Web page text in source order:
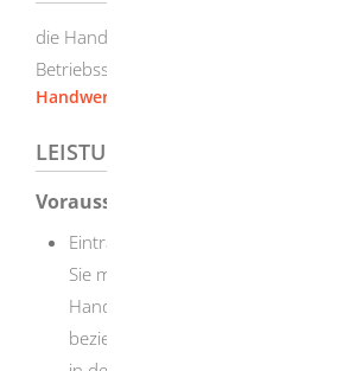
die Handwerkskammer, in deren
Betriebsstätte liegt
Handwerkskammer Ulm
LEISTUNGSDETAILS
Voraussetzungen
Eintragung in der Handwerksrolle
Sie müssen bereits mit einem
Handwerk als Inhaber oder
beziehungsweise Betriebsleiter